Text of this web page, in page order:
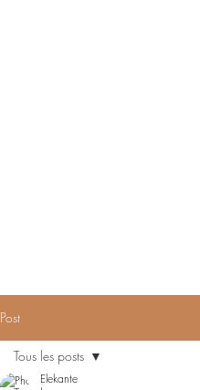
Post
Tous les posts
Elekante